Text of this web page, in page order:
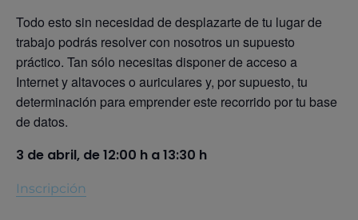
Todo esto sin necesidad de desplazarte de tu lugar de
trabajo podrás resolver con nosotros un supuesto
práctico. Tan sólo necesitas disponer de acceso a
Internet y altavoces o auriculares y, por supuesto, tu
determinación para emprender este recorrido por tu base
de datos.
3 de abril, de 12:00 h a 13:30 h
Inscripción